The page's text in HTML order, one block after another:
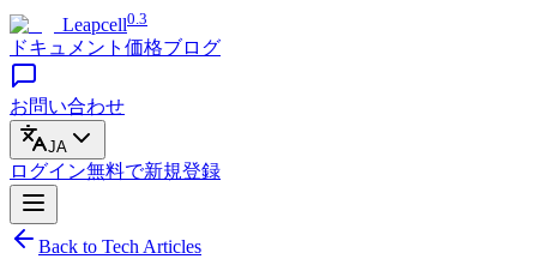
Leapcell0.3
ドキュメント 価格ブログ
お問い合わせ
JA
ログイン無料で新規登録
Back to Tech Articles